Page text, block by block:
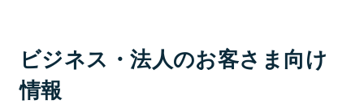
ビジネス・法人のお客さま向け
情報